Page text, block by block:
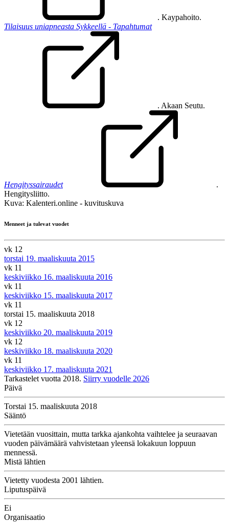
. Kaypahoito.
Tilaisuus uniapneasta Sykkeellä - Tapahtumat
. Akaan Seutu.
Hengityssairaudet
.
Hengitysliitto.
Kuva: Kalenteri.online - kuvituskuva
Menneet ja tulevat vuodet
vk 12
torstai 19. maaliskuuta 2015
vk 11
keskiviikko 16. maaliskuuta 2016
vk 11
keskiviikko 15. maaliskuuta 2017
vk 11
torstai 15. maaliskuuta 2018
vk 12
keskiviikko 20. maaliskuuta 2019
vk 12
keskiviikko 18. maaliskuuta 2020
vk 11
keskiviikko 17. maaliskuuta 2021
Tarkastelet vuotta 2018. Siirry vuodelle 2026
Päivä
Torstai 15. maaliskuuta 2018
Sääntö
Vietetään vuosittain, mutta tarkka ajankohta vaihtelee ja seuraavan
vuoden päivämäärä vahvistetaan yleensä lokakuun loppuun
mennessä.
Mistä lähtien
Vietetty vuodesta 2001 lähtien.
Liputuspäivä
Ei
Organisaatio